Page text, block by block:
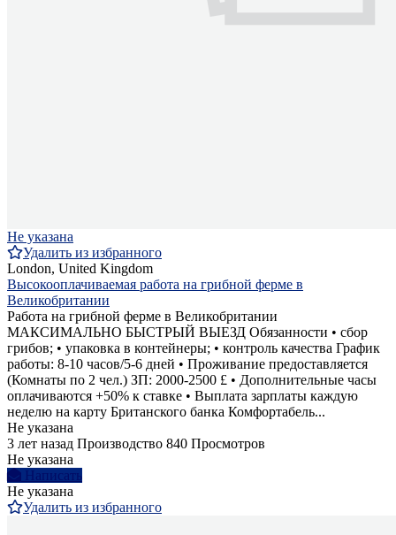
Не указана
Удалить из избранного
London, United Kingdom
Высокооплачиваемая работа на грибной ферме в
Великобритании
Работа на грибной ферме в Великобритании
МАКСИМАЛЬНО БЫСТРЫЙ ВЫЕЗД Обязанности • сбор
грибов; • упаковка в контейнеры; • контроль качества График
работы: 8-10 часов/5-6 дней • Проживание предоставляется
(Комнаты по 2 чел.) ЗП: 2000-2500 £ • Дополнительные часы
оплачиваются +50% к ставке • Выплата зарплаты каждую
неделю на карту Британского банка Комфортабель...
Не указана
3 лет назад Производство 840 Просмотров
Не указана
Написать
Не указана
Удалить из избранного